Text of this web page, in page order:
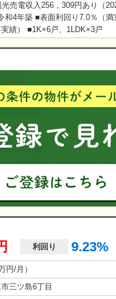
売電収入256，309円あり（
和4年築 ■表面利回り7.0％（満
績） ■1K×6戸、1LDK×3戸
利回り 9.23%
円/月）
三ツ島6丁目